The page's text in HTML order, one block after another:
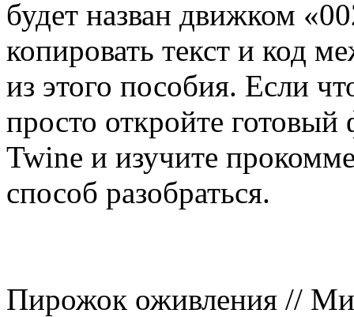
будет назван движком
копировать текст и
из этого пособия. Если
просто откройте
Twine и изучите
способ разобраться.
Пирожок оживления //